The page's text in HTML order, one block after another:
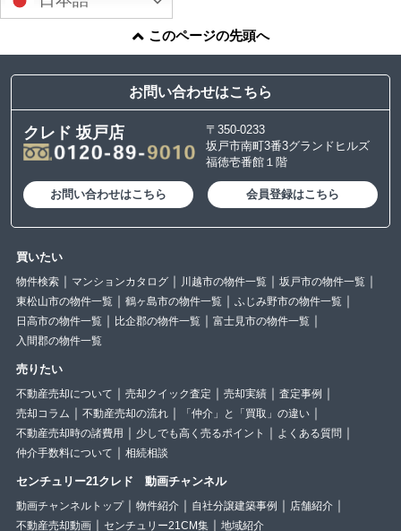
このページの先頭へ
お問い合わせはこちら
クレド 坂戸店
〒350-0233
坂戸市南町3番3グランドヒルズ
福徳壱番館１階
お問い合わせはこちら 会員登録はこちら
買いたい
物件検索 マンションカタログ 川越市の物件一覧
坂戸市の物件一覧
東松山市の物件一覧
鶴ヶ島市の物件一覧
ふじみ野市の物件一覧
日高市の物件一覧
比企郡の物件一覧
富士見市の物件一覧
入間郡の物件一覧
売りたい
不動産売却について 売却クイック査定 売却実績
査定事例
売却コラム
不動産売却の流れ
「仲介」と「買取」の違い
不動産売却時の諸費用
少しでも高く売るポイント
よくある質問
仲介手数料について
相続相談
センチュリー21クレド 動画チャンネル
動画チャンネルトップ 物件紹介 自社分譲建築事例
店舗紹介
不動産売却動画
センチュリー21CM集 地域紹介